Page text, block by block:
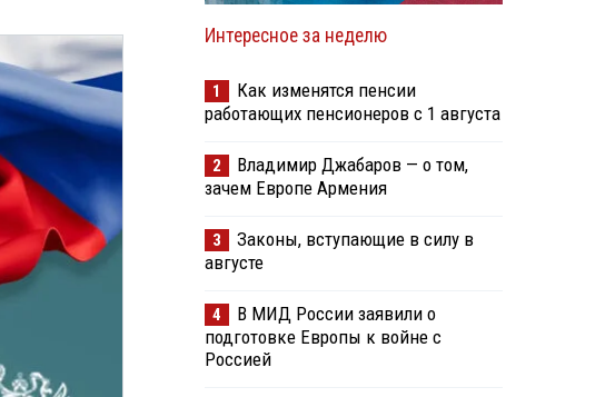
Интересное за неделю
1
Как изменятся пенсии
работающих пенсионеров с 1 августа
2
Владимир Джабаров — о том,
зачем Европе Армения
3
Законы, вступающие в силу в
августе
4
В МИД России заявили о
подготовке Европы к войне с
Россией